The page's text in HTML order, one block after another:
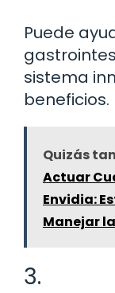
Puede
sistema
beneficios.
Quizás
Actuar
Envidia:
Manejar
3.